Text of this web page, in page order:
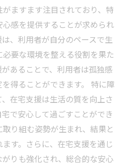
ますます注目されており、特
感を提供することが求められ
、利用者が自分のペースで生
要な環境を整える役割を果た
あることで、利用者は孤独感
得ることができます。 特に障
在宅支援は生活の質を向上さ
で安心して過ごすことができ
り組む姿勢が生まれ、結果と
す。さらに、在宅支援を通じ
りも強化され、総合的な安心